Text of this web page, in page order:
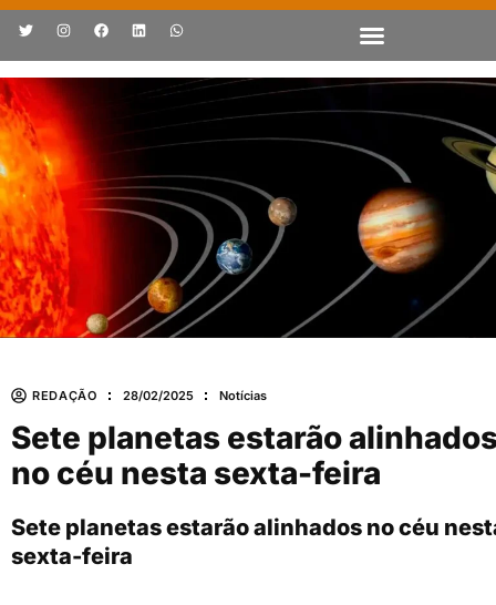
REDAÇÃO 28/02/2025 Notícias
Sete planetas estarão
no céu nesta sexta-feira
Sete planetas estarão alinhados no céu
sexta-feira